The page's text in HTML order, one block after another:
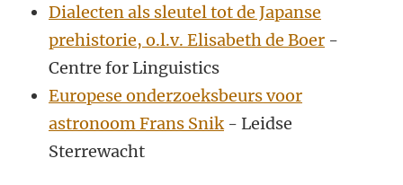
Dialecten als sleutel tot de Japanse
prehistorie, o.l.v. Elisabeth de Boer -
Centre for Linguistics
Europese onderzoeksbeurs voor
astronoom Frans Snik- Leidse
Sterrewacht